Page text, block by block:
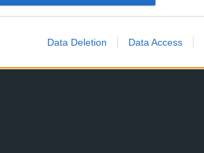
Data Deletion Data Access